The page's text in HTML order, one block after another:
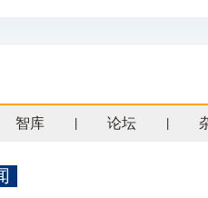
智库 论坛